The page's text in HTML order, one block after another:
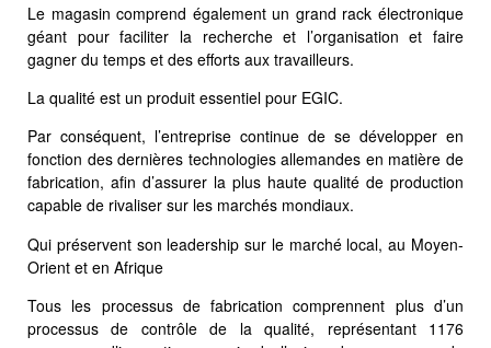
Le magasin comprend également un grand rack électronique
géant pour faciliter la recherche et l’organisation et faire
gagner du temps et des efforts aux travailleurs.
La qualité est un produit essentiel pour EGIC.
Par conséquent, l’entreprise continue de se développer en
fonction des dernières technologies allemandes en matière de
fabrication, afin d’assurer la plus haute qualité de production
capable de rivaliser sur les marchés mondiaux.
Qui préservent son leadership sur le marché local, au Moyen-
Orient et en Afrique
Tous les processus de fabrication comprennent plus d’un
processus de contrôle de la qualité, représentant 1176